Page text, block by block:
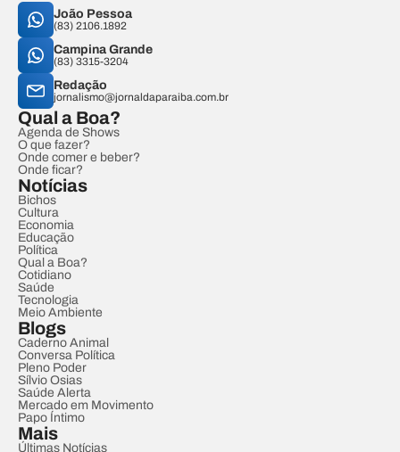
João Pessoa
(83) 2106.1892
Campina Grande
(83) 3315-3204
Redação
jornalismo@jornaldaparaiba.com.br
Qual a Boa?
Agenda de Shows
O que fazer?
Onde comer e beber?
Onde ficar?
Notícias
Bichos
Cultura
Economia
Educação
Política
Qual a Boa?
Cotidiano
Saúde
Tecnologia
Meio Ambiente
Blogs
Caderno Animal
Conversa Política
Pleno Poder
Sílvio Osias
Saúde Alerta
Mercado em Movimento
Papo Íntimo
Mais
Últimas Notícias